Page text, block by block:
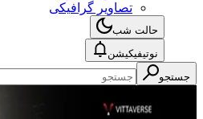
تصاویر گرافیکی
حالت شب
نوتیفیکیشن
جستجو